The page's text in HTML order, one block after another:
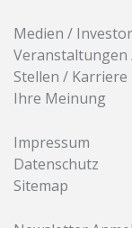
Medien /
Veranstaltungen
Stellen / Karriere
Ihre Meinung
Impressum
Datenschutz
Sitemap